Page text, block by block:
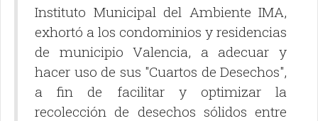
Instituto Municipal del Ambiente IMA,
exhortó a los condominios y residencias
de municipio Valencia, a adecuar y
hacer uso de sus "Cuartos de Desechos",
a fin de facilitar y optimizar la
recolección de desechos sólidos entre